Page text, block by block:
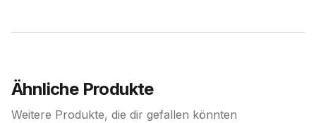
Ähnliche Produkte
Weitere Produkte, die dir gefallen könnten